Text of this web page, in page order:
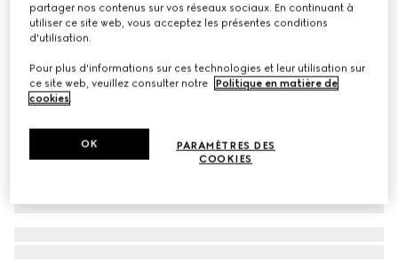
partager nos contenus sur vos réseaux sociaux. En continuant à
utiliser ce site web, vous acceptez les présentes conditions
d'utilisation.
Pour plus d'informations sur ces technologies et leur utilisation sur
ce site web, veuillez consulter notre
Politique en matière de
cookies.
PARAMÈTRES DES
COOKIES
OK